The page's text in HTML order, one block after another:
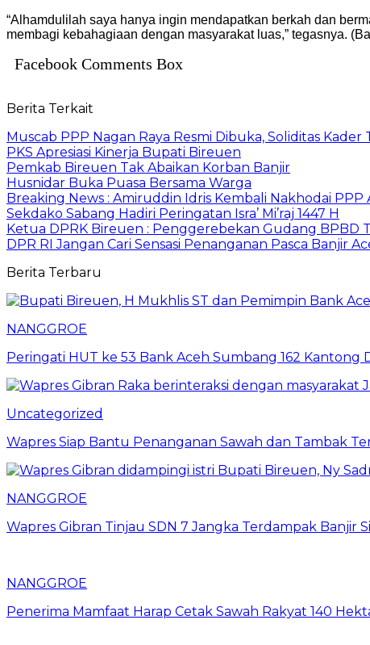
“Alhamdulilah saya hanya ingin mendapatkan berkah dan
membagi kebahagiaan dengan masyarakat luas,” tegasnya.
Facebook Comments Box
Berita Terkait
Muscab PPP Nagan Raya Resmi Dibuka, Soliditas Kader
PKS Apresiasi Kinerja Bupati Bireuen
Pemkab Bireuen Tak Abaikan Korban Banjir
Husnidar Buka Puasa Bersama Warga
Breaking News : Amiruddin Idris Kembali Nakhodai PPP
Sekdako Sabang Hadiri Peringatan Isra’ Mi’raj 1447 H
Ketua DPRK Bireuen : Penggerebekan Gudang BPBD
DPR RI Jangan Cari Sensasi Penanganan Pasca Banjir
Berita Terbaru
NANGGROE
Peringati HUT ke 53 Bank Aceh Sumbang 162 Kantong
Uncategorized
Wapres Siap Bantu Penanganan Sawah dan Tambak
NANGGROE
Wapres Gibran Tinjau SDN 7 Jangka Terdampak Banjir
NANGGROE
Penerima Mamfaat Harap Cetak Sawah Rakyat 140